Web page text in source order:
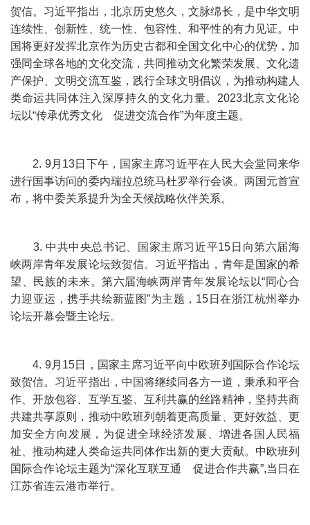
贺信。习近平指出，北京历史悠久，文脉绵长，是中华文明
连续性、创新性、统一性、包容性、和平性的有力见证。中
国将更好发挥北京作为历史古都和全国文化中心的优势，加
强同全球各地的文化交流，共同推动文化繁荣发展、文化遗
产保护、文明交流互鉴，践行全球文明倡议，为推动构建人
类命运共同体注入深厚持久的文化力量。2023北京文化论
坛以“传承优秀文化 促进交流合作”为年度主题。
2. 9月13日下午，国家主席习近平在人民大会堂同来华
进行国事访问的委内瑞拉总统马杜罗举行会谈。两国元首宣
布，将中委关系提升为全天候战略伙伴关系。
3. 中共中央总书记、国家主席习近平15日向第六届海
峡两岸青年发展论坛致贺信。习近平指出，青年是国家的希
望、民族的未来。第六届海峡两岸青年发展论坛以“同心合
力迎亚运，携手共绘新蓝图”为主题，15日在浙江杭州举办
论坛开幕会暨主论坛。
4. 9月15日，国家主席习近平向中欧班列国际合作论坛
致贺信。习近平指出，中国将继续同各方一道，秉承和平合
作、开放包容、互学互鉴、互利共赢的丝路精神，坚持共商
共建共享原则，推动中欧班列朝着更高质量、更好效益、更
加安全方向发展，为促进全球经济发展、增进各国人民福
祉、推动构建人类命运共同体作出新的更大贡献。中欧班列
国际合作论坛主题为“深化互联互通 促进合作共赢”,当日在
江苏省连云港市举行。